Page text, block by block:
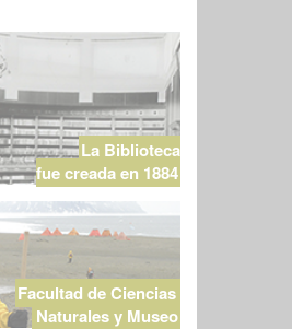
La Biblioteca
fue creada en 1884
Facultad de Ciencias
Naturales y Museo